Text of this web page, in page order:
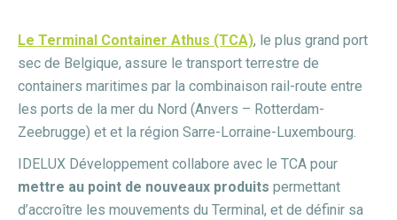
Le Terminal Container Athus (TCA), le plus grand port
sec de Belgique, assure le transport terrestre de
containers maritimes par la combinaison rail-route entre
les ports de la mer du Nord (Anvers – Rotterdam-
Zeebrugge) et et la région Sarre-Lorraine-Luxembourg.
IDELUX Développement collabore avec le TCA pour
mettre au point de nouveaux produits permettant
d’accroître les mouvements du Terminal, et de définir sa